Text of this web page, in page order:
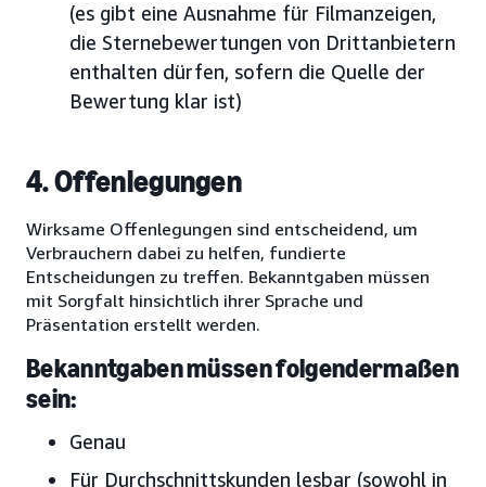
(es gibt eine Ausnahme für Filmanzeigen,
die Sternebewertungen von Drittanbietern
enthalten dürfen, sofern die Quelle der
Bewertung klar ist)
4. Offenlegungen
Wirksame Offenlegungen sind entscheidend, um
Verbrauchern dabei zu helfen, fundierte
Entscheidungen zu treffen. Bekanntgaben müssen
mit Sorgfalt hinsichtlich ihrer Sprache und
Präsentation erstellt werden.
Bekanntgaben müssen folgendermaßen
sein:
Genau
Für Durchschnittskunden lesbar (sowohl in